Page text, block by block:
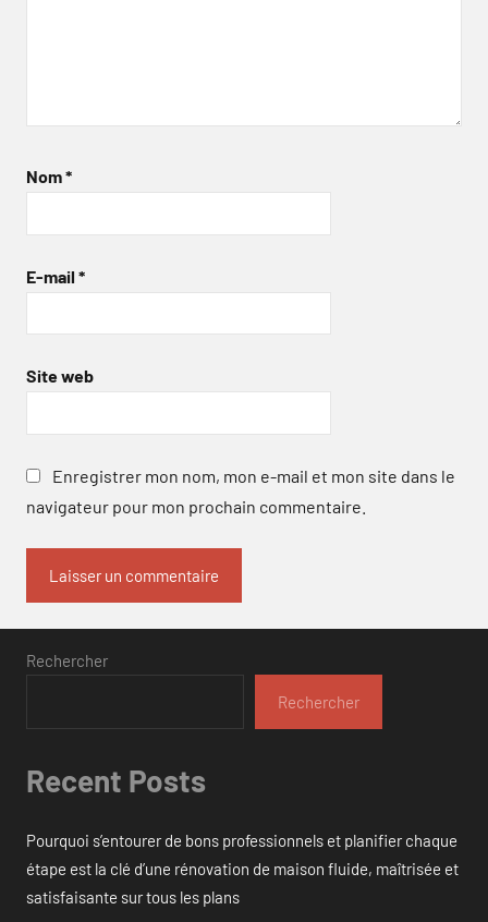
Nom*
E-mail *
Site web
Enregistrer mon nom, mon e-mail et mon site dans le
navigateur pour mon prochain commentaire.
Rechercher
Rechercher
Recent Posts
Pourquoi s’entourer de bons professionnels et planifier chaque
étape est la clé d’une rénovation de maison fluide, maîtrisée et
satisfaisante sur tous les plans